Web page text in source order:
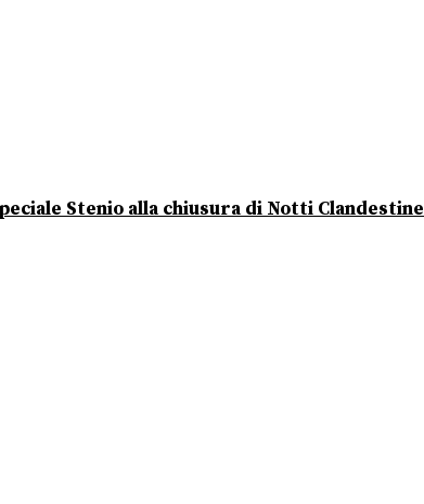
Stenio alla chiusura di Notti Clandestine